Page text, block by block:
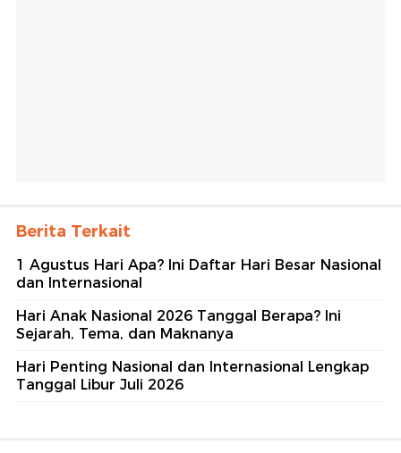
Berita Terkait
1 Agustus Hari Apa? Ini Daftar Hari Besar Nasional
dan Internasional
Hari Anak Nasional 2026 Tanggal Berapa? Ini
Sejarah, Tema, dan Maknanya
Hari Penting Nasional dan Internasional Lengkap
Tanggal Libur Juli 2026